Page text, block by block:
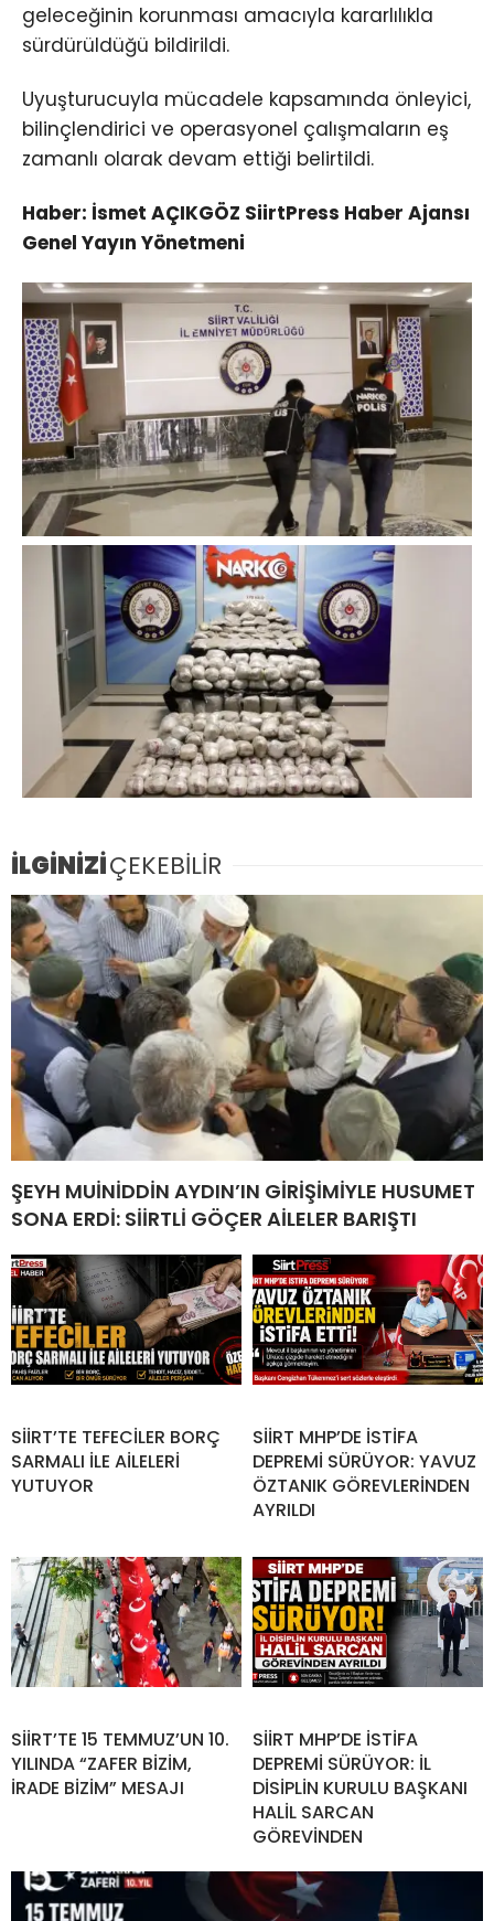
geleceğinin korunması amacıyla kararlılıkla
sürdürüldüğü bildirildi.
Uyuşturucuyla mücadele kapsamında önleyici,
bilinçlendirici ve operasyonel çalışmaların eş
zamanlı olarak devam ettiği belirtildi.
Haber: İsmet AÇIKGÖZ SiirtPress Haber Ajansı
Genel Yayın Yönetmeni
İLGİNİZİÇEKEBİLİR
ŞEYH MUİNİDDİN AYDIN’IN GİRİŞİMİYLE HUSUMET
SONA ERDİ: SİİRTLİ GÖÇER AİLELER BARIŞTI
SİİRT’TE TEFECİLER BORÇ
SARMALI İLE AİLELERİ
YUTUYOR
SİİRT MHP’DE İSTİFA
DEPREMİ SÜRÜYOR: YAVUZ
ÖZTANIK GÖREVLERİNDEN
AYRILDI
SİİRT’TE 15 TEMMUZ’UN 10.
YILINDA “ZAFER BİZİM,
İRADE BİZİM” MESAJI
SİİRT MHP’DE İSTİFA
DEPREMİ SÜRÜYOR: İL
DİSİPLİN KURULU BAŞKANI
HALİL SARCAN
GÖREVİNDEN